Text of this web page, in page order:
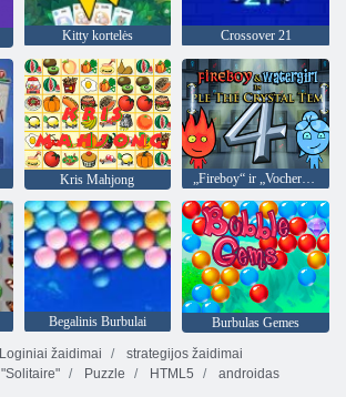
Kitty kortelės Crossover 21
Kris Mahjong „Fireboy“ ir „Vochergirl 4“: „Crystal Temple“
Begalinis Burbulai
Burbulas Gemes
Loginiai žaidimai
strategijos žaidimai
"Solitaire" Puzzle HTML5 androidas